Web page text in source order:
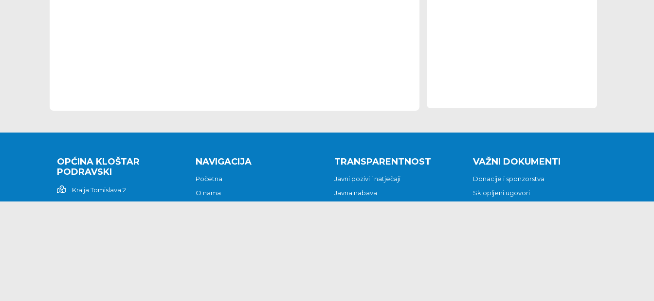
OPĆINA KLOŠTAR
PODRAVSKI
Kralja Tomislava 2
NAVIGACIJA
Početna
O nama
TRANSPARENTNOST
Javni pozivi i natječaji
Javna nabava
VAŽNI DOKUMENTI
Donacije i sponzorstva
Sklopljeni ugovori